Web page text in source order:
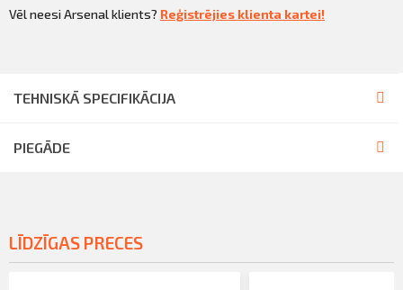
Vēl neesi Arsenal klients? Reģistrējies klienta kartei!
TEHNISKĀ SPECIFIKĀCIJA
PIEGĀDE
LĪDZĪGAS PRECES